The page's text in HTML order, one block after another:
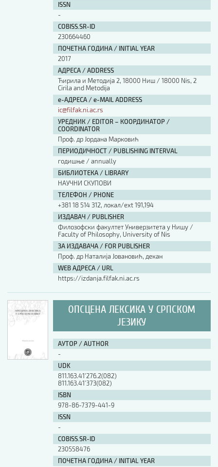
ISSN
-
COBISS.SR-ID
230664460
ПОЧЕТНА ГОДИНА / INITIAL YEAR
2017
АДРЕСА / ADDRESS
Ћирила и Методија 2, 18000 Ниш / 18000 Nis, 2
Cirila and Metodija
е-АДРЕСА / e-MAIL ADDRESS
ic@filfak.ni.ac.rs
УРЕДНИК / EDITOR – КООРДИНАТОР /
COORDINATOR
Проф. др Јордана Марковић
ПЕРИОДИЧНОСТ / PUBLISHING INTERVAL
годишње / annually
БИБЛИОТЕКА / LIBRARY
НАУЧНИ СКУПОВИ
ТЕЛЕФОН / PHONE
+381 18 514 312, локал/ext 191,194
ИЗДАВАЧ / PUBLISHER
Филозофски факултет Универзитета у Нишу /
Faculty of Philosophy, University of Nis
ЗА ИЗДАВАЧА / FOR PUBLISHER
Проф. др Наталија Јовановић, декан
WEB АДРЕСА / URL
https://izdanja.filfak.ni.ac.rs
ОПСЦЕНА ЛЕКСИКА У СРПСКОМ
ЈЕЗИКУ
АУТОР / AUTHOR
-
UDK
811.163.41’276.2(082)
811.163.41’373(082)
ISBN
978-86-7379-441-9
ISSN
-
COBISS.SR-ID
230558476
ПОЧЕТНА ГОДИНА / INITIAL YEAR